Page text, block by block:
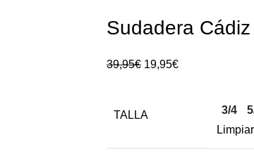
Sudadera
39,95€ 19,95€
TALLA 3/4
Limpiar